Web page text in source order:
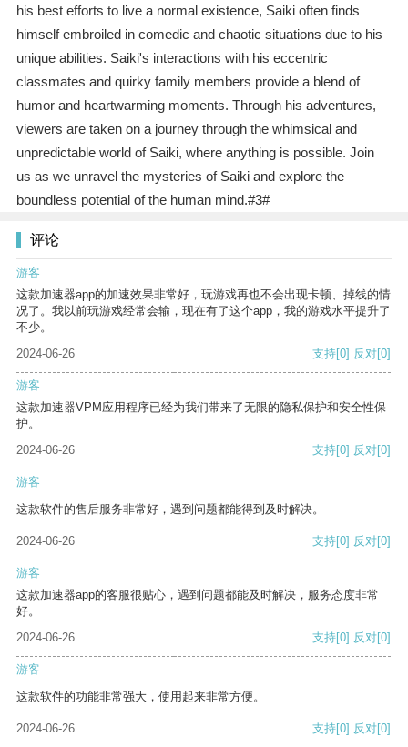
his best efforts to live a normal existence, Saiki often finds
himself embroiled in comedic and chaotic situations due to his
unique abilities. Saiki's interactions with his eccentric
classmates and quirky family members provide a blend of
humor and heartwarming moments. Through his adventures,
viewers are taken on a journey through the whimsical and
unpredictable world of Saiki, where anything is possible. Join
us as we unravel the mysteries of Saiki and explore the
boundless potential of the human mind.#3#
评论
游客
这款加速器app的加速效果非常好，玩游戏再也不会出现卡顿、掉线的情
况了。我以前玩游戏经常会输，现在有了这个app，我的游戏水平提升了
不少。
2024-06-26
支持[0] 反对[0]
游客
这款加速器VPM应用程序已经为我们带来了无限的隐私保护和安全性保
护。
2024-06-26
支持[0] 反对[0]
游客
这款软件的售后服务非常好，遇到问题都能得到及时解决。
2024-06-26 支持[0] 反对[0]
游客
这款加速器app的客服很贴心，遇到问题都能及时解决，服务态度非常
好。
2024-06-26
支持[0] 反对[0]
游客
这款软件的功能非常强大，使用起来非常方便。
2024-06-26 支持[0] 反对[0]